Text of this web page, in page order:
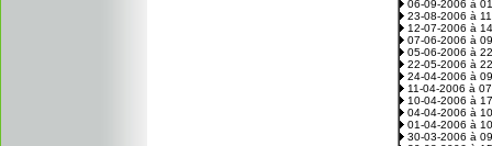
06-09-2006 à
23-08-2006 à
12-07-2006 à
07-06-2006 à
05-06-2006 à
22-05-2006 à
24-04-2006 à
11-04-2006 à
10-04-2006 à
04-04-2006 à
01-04-2006 à
30-03-2006 à